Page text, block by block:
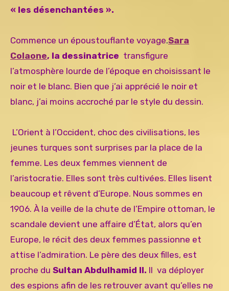
« les désenchantées ».
Commence un époustouflante voyage.Sara
Colaone, la dessinatrice transfigure
l’atmosphère lourde de l’époque en choisissant le
noir et le blanc. Bien que j’ai apprécié le noir et
blanc, j’ai moins accroché par le style du dessin.
L’Orient à l’Occident, choc des civilisations, les
jeunes turques sont surprises par la place de la
femme. Les deux femmes viennent de
l’aristocratie. Elles sont très cultivées. Elles lisent
beaucoup et rêvent d’Europe. Nous sommes en
1906. À la veille de la chute de l’Empire ottoman, le
scandale devient une affaire d’État, alors qu’en
Europe, le récit des deux femmes passionne et
attise l’admiration. Le père des deux filles, est
proche du Sultan Abdulhamid II. Il va déployer
des espions afin de les retrouver avant qu’elles ne